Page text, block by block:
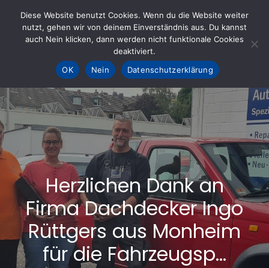
content
KOHLE fürs AHRTAL e.V.
– Helfen hilft
Herzlichen Dank an
Firma Dachdecker Ingo
Rüttgers aus Monheim
für die Fahrzeugsp…
Diese Website benutzt Cookies. Wenn du die Website weiter
nutzt, gehen wir von deinem Einverständnis aus. Du kannst
auch Nein klicken, dann werden nicht funktionale Cookies
deaktiviert.
OK
Nein Datenschutzerklärung